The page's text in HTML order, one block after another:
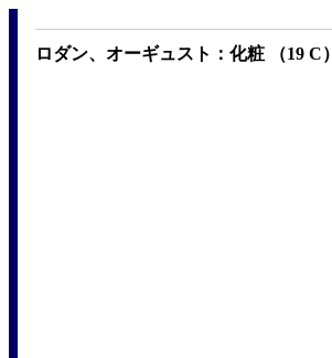
ロダン、オーギュスト：化粧 （19 C）